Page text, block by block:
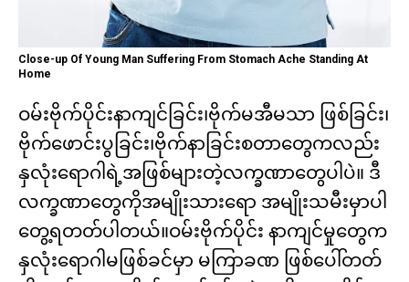
Close-up Of Young Man Suffering From Stomach Ache Standing At
Home
ဝမ်းဗိုက်ပိုင်းနာကျင်ခြင်း၊ဗိုက်မအီမသာ ဖြစ်ခြင်း၊
ဗိုက်ဖောင်းပွခြင်း၊ဗိုက်နာခြင်းစတာတွေကလည်း
နှလုံးရောဂါရဲ့အဖြစ်များတဲ့လက္ခဏာတွေပါပဲ။ ဒီ
လက္ခဏာတွေကိုအမျိုးသားရော အမျိုးသမီးမှာပါ
တွေ့ရတတ်ပါတယ်။ဝမ်းဗိုက်ပိုင်း နာကျင်မှုတွေက
နှလုံးရောဂါမဖြစ်ခင်မှာ မကြာခဏ ဖြစ်ပေါ်တတ်